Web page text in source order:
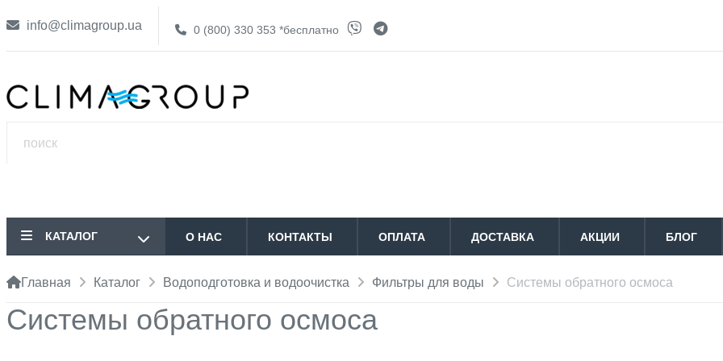
info@climagroup.ua 0 (800) 330 353 *бесплатно
КАТАЛОГ О НАС КОНТАКТЫ ОПЛАТА ДОСТАВКА АКЦИИ БЛОГ
Главная Каталог Водоподготовка и водоочистка Фильтры для воды Системы обратного осмоса
Системы обратного осмоса